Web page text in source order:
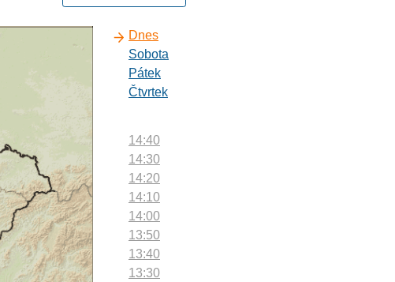
Dnes
Sobota
Pátek
Čtvrtek
14:40
14:30
14:20
14:10
14:00
13:50
13:40
13:30